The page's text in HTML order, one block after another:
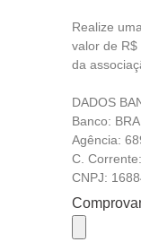
Realize
valor de
da
DADOS
Banco:
Agência:
C.
CNPJ: